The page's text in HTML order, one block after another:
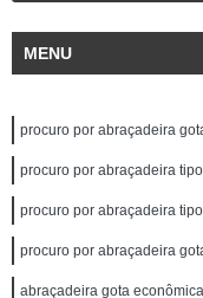
MENU
procuro por abraçadeira
procuro por abraçadeira
procuro por abraçadeira
procuro por abraçadeira
abraçadeira gota